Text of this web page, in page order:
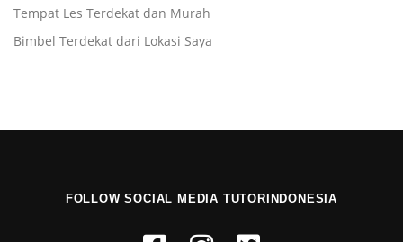
Tempat Les Terdekat dan Murah
Bimbel Terdekat dari Lokasi Saya
FOLLOW SOCIAL MEDIA TUTORINDONESIA